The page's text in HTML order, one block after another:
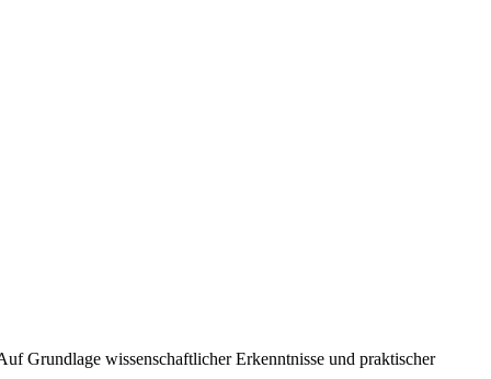
Grundlage wissenschaftlicher Erkenntnisse und praktischer